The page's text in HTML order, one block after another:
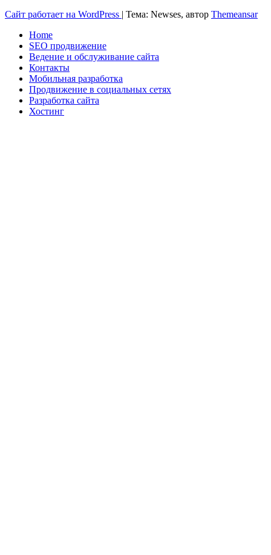
Сайт работает на WordPress | Тема: Newses, автор Themeansar
Home
SEO продвижение
Ведение и обслуживание сайта
Контакты
Мобильная разработка
Продвижение в социальных сетях
Разработка сайта
Хостинг